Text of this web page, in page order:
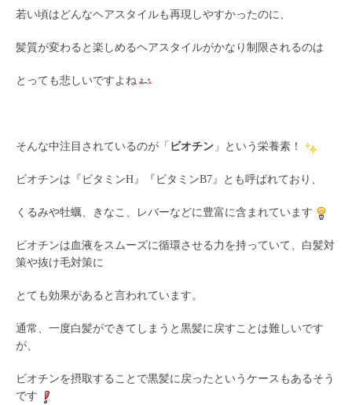
若い頃はどんなヘアスタイルも再現しやすかったのに、
髪質が変わると楽しめるヘアスタイルがかなり制限されるのは
とっても悲しいですよね
そんな中注目されているのが「 ビオチン 」という栄養素！
ビオチンは『ビタミンH』『ビタミンB7』とも呼ばれており、
くるみや牡蠣、きなこ、レバーなどに豊富に含まれています
ビオチンは血液をスムーズに循環させる力を持っていて、白髪対
策や抜け毛対策に
とても効果があると言われています。
通常、一度白髪ができてしまうと黒髪に戻すことは難しいです
が、
ビオチンを摂取することで黒髪に戻ったというケースもあるそう
です